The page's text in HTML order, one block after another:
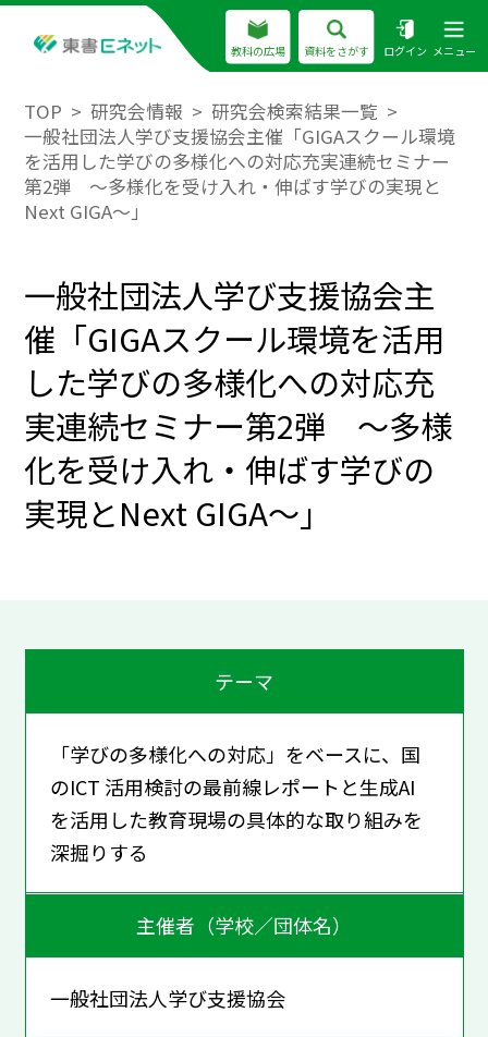
教科の広場 資料をさがす ログイン メニュー
TOP 研究会情報
研究会検索結果一覧
一般社団法人学び支援協会主催「GIGAスクール環境
を活⽤した学びの多様化への対応充実連続セミナー
第2弾 〜多様化を受け⼊れ・伸ばす学びの実現と
Next GIGA〜」
一般社団法人学び支援協会主
催「GIGAスクール環境を活⽤
した学びの多様化への対応充
実連続セミナー第2弾 〜多様
化を受け⼊れ・伸ばす学びの
実現とNext GIGA〜」
テーマ
「学びの多様化への対応」をベースに、国
のICT 活⽤検討の最前線レポートと⽣成AI
を活⽤した教育現場の具体的な取り組みを
深掘りする
主催者（学校／団体名）
一般社団法人学び支援協会